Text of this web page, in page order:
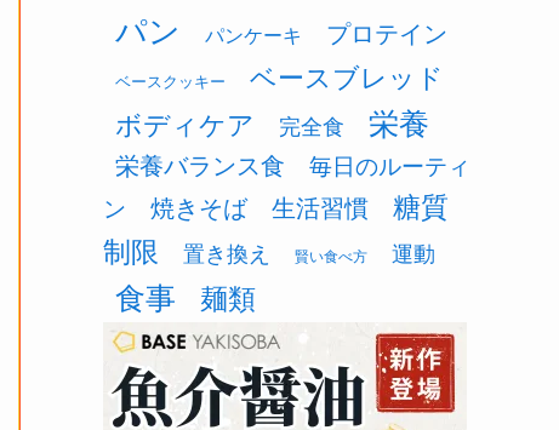
パン パンケーキ プロテイン
ベースクッキー
ベースブレッド
ボディケア
完全食 栄養
栄養バランス食
毎日のルーティ
ン
焼きそば 生活習慣
糖質
制限
置き換え 賢い食べ方 運動
食事 麺類